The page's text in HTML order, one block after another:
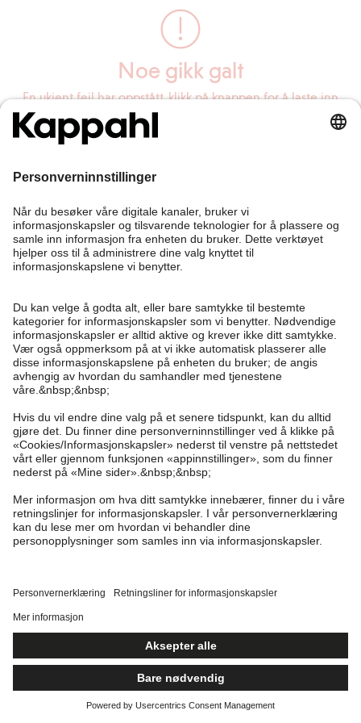
Noe gikk galt
En ukjent feil har oppstått, klikk på knappen for å laste inn
siden på nytt.